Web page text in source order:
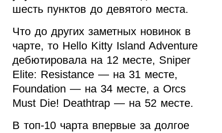
шесть пунктов до девятого места.
Что до других заметных новинок в
чарте, то Hello Kitty Island Adventure
дебютировала на 12 месте, Sniper
Elite: Resistance — на 31 месте,
Foundation — на 34 месте, а Orcs
Must Die! Deathtrap — на 52 месте.
В топ-10 чарта впервые за долгое